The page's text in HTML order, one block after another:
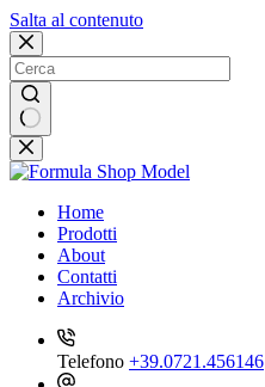
Salta al contenuto
Nessun
risultato
Home
Prodotti
About
Contatti
Archivio
Telefono +39.0721.456146